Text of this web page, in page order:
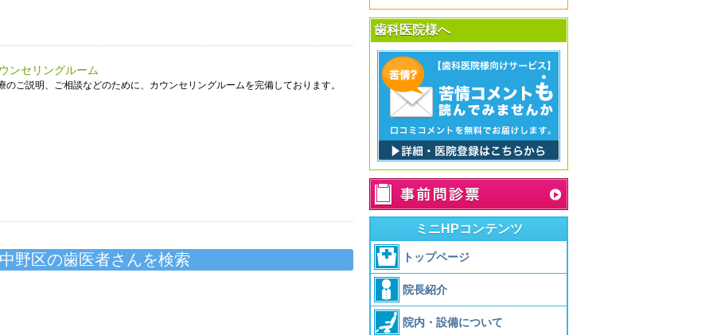
ンセリングルーム
のご説明、ご相談などのために、カウンセリングルームを完備しております。
野区の歯医者さんを検索
歯科医院様へ
ミニHPコンテンツ
トップページ
院長紹介
院内・設備について